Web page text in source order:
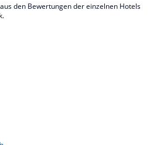
den Bewertungen der einzelnen Hotels